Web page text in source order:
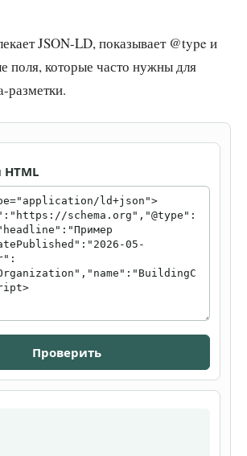
JSON-LD, показывает @type и
поля, которые часто нужны для
разметки.
HTML
Проверить